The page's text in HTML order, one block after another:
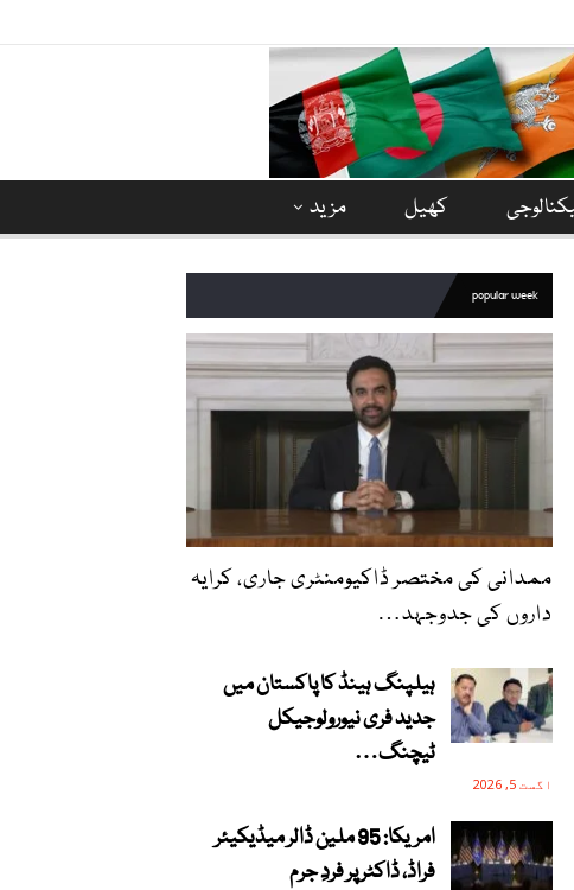
کھیل مزید
popular week
ممدانی کی مختصر ڈاکیومنٹری جاری، کرایہ
داروں کی جدوجہد…
ہیلپنگ ہینڈ کا پاکستان میں
جدید فری نیورولوجیکل
ٹیچنگ…
اگست 5, 2026
امریکا: 95 ملین ڈالر میڈیکیئر
فراڈ، ڈاکٹر پر فردِ جرم